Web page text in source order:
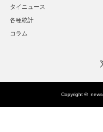
タイニュース
各種統計
コラム
Copyright ©